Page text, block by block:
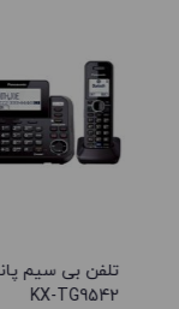
تلفن بی سیم
KX-TG9542